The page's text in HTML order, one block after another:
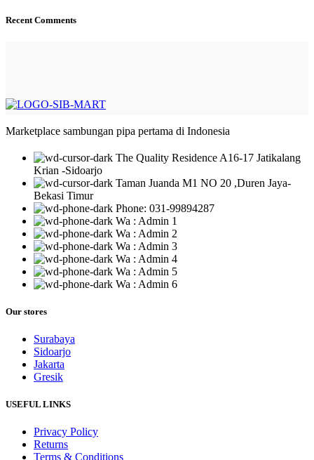
Recent Comments
Marketplace sambungan pipa pertama di Indonesia
The Quality Residence A16-17 Jatikalang
Krian -Sidoarjo
Taman Juanda M1 NO 20 ,Duren Jaya-
Bekasi Timur
Phone: 031-99894287
Wa : Admin 1
Wa : Admin 2
Wa : Admin 3
Wa : Admin 4
Wa : Admin 5
Wa : Admin 6
Our stores
Surabaya
Sidoarjo
Jakarta
Gresik
USEFUL LINKS
Privacy Policy
Returns
Terms & Conditions